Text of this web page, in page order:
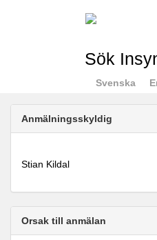
Sök
Svenska
Anmälningsskyldig
Stian Kildal
Orsak till anmälan